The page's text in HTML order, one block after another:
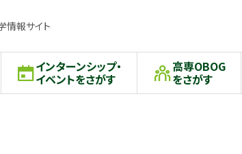
情報サイト
インターンシップ・
イベントをさがす
高専OBOG
をさがす